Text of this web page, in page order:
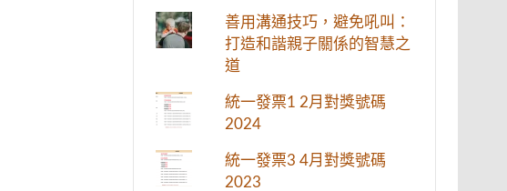
善用溝通技巧，避免吼叫：
打造和諧親子關係的智慧之
道
統一發票1 2月對獎號碼
2024
統一發票3 4月對獎號碼
2023